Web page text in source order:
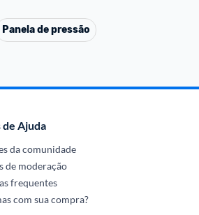
Panela de pressão
Ajuda
da comunidade
de moderação
frequentes
com sua compra?